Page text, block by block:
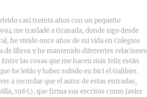
casi treinta años con un pequeño
me trasladé a Granada, donde sigo desde
he vivido once años de mi vida en Colegios
de libros y he mantenido diferentes relaciones
las cosas que me hacen más feliz están
he leído y haber subido en bici el Galibier.
a recordar que el autor de estas entradas,
1965), que firma sus escritos como Javier